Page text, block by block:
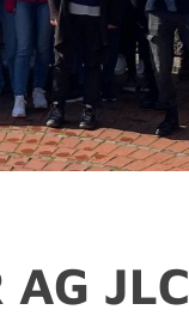
AG JLC